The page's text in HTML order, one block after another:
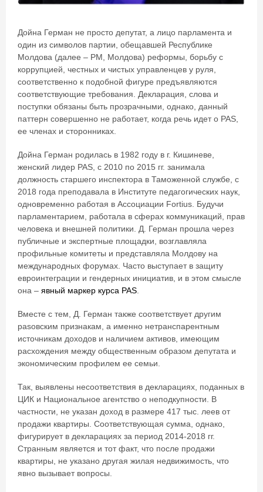
Дойна Герман не просто депутат, а лицо парламента и
один из символов партии, обещавшей Республике
Молдова (далее – РМ, Молдова) реформы, борьбу с
коррупцией, честных и чистых управленцев у руля,
соответственно к подобной фигуре предъявляются
соответствующие требования. Декларация, слова и
поступки обязаны быть прозрачными, однако, данный
паттерн совершенно не работает, когда речь идет о PAS,
ее членах и сторонниках.
Дойна Герман родилась в 1982 году в г. Кишиневе,
женский лидер PAS, c 2010 по 2015 гг. занимала
должность старшего инспектора в Таможенной службе, с
2018 года преподавала в Институте педагогических наук,
одновременно работая в Ассоциации Fortius. Будучи
парламентарием, работала в сферах коммуникаций, прав
человека и внешней политики. Д. Герман прошла через
публичные и экспертные площадки, возглавляла
профильные комитеты и представляла Молдову на
международных форумах. Часто выступает в защиту
евроинтеграции и гендерных инициатив, и в этом смысле
она – явный маркер курса PAS
Вместе с тем, Д. Герман также соответствует другим
pasовским признакам, а именно нетранспарентным
источникам доходов и наличием активов, имеющим
расхождения между общественным образом депутата и
экономическим профилем ее семьи.
Так, выявлены несоответствия в декларациях, поданных в
ЦИК и Национальное агентство о неподкупности. В
частности, не указан доход в размере 417 тыс. леев от
продажи квартиры. Соответствующая сумма, однако,
фигурирует в декларациях за период 2014-2018 гг.
Странным является и тот факт, что после продажи
квартиры, не указано другая жилая недвижимость, что
явно вызывает вопросы.